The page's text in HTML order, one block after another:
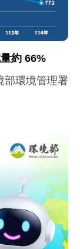
約 66%
部環境管理署